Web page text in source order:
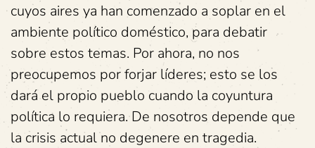
cuyos aires ya han comenzado a soplar en el
ambiente político doméstico, para debatir
sobre estos temas. Por ahora, no nos
preocupemos por forjar líderes; esto se los
dará el propio pueblo cuando la coyuntura
política lo requiera. De nosotros depende que
la crisis actual no degenere en tragedia.